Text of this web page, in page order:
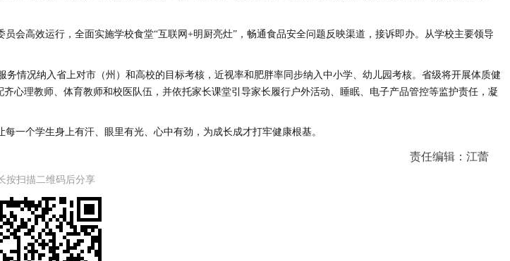
会高效运行，全面实施学校食堂“互联网+明厨亮灶”，畅通食品安全问题反映渠道，接诉即办。从学校主要领导
情况纳入省上对市（州）和高校的目标考核，近视率和肥胖率同步纳入中小学、幼儿园考核。省级将开展体质健
心理教师、体育教师和校医队伍，并依托家长课堂引导家长履行户外活动、睡眠、电子产品管控等监护责任，凝
一个学生身上有汗、眼里有光、心中有劲，为成长成才打牢健康根基。
责任编辑：江蕾
按扫描二维码后分享